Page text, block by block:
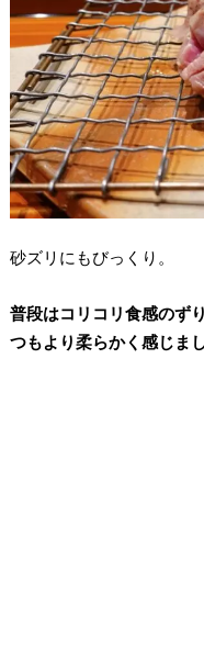
砂ズリにもびっくり。
普段はコリコリ食感のず
つもより柔らかく感じまし